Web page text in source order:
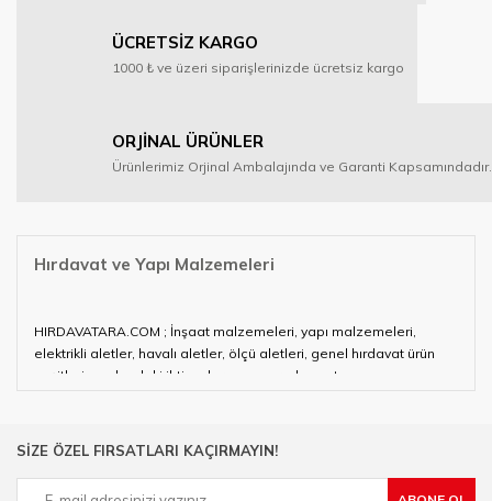
ÜCRETSİZ KARGO
1000 ₺ ve üzeri siparişlerinizde ücretsiz kargo
ORJİNAL ÜRÜNLER
Ürünlerimiz Orjinal Ambalajında ve Garanti Kapsamındadır.
Hırdavat ve Yapı Malzemeleri
HIRDAVATARA.COM ; İnşaat malzemeleri, yapı malzemeleri,
elektrikli aletler, havalı aletler, ölçü aletleri, genel hırdavat ürün
çeşitleri ve alandaki ihtiyaçlarınızın neredeyse tamamını
çalışan HIRDAVATARA.COM geniş ürün yelpazesi ile siz değerli
SİZE ÖZEL FIRSATLARI KAÇIRMAYIN!